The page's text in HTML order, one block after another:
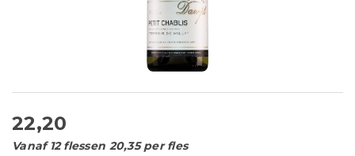
22,20
Vanaf 12 flessen 20,35 per fles